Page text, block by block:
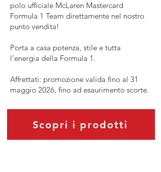
polo ufficiale McLaren Mastercard
Formula 1 Team direttamente nel nostro
punto vendita!
Porta a casa potenza, stile e tutta
l’energia della Formula 1.
Affrettati: promozione valida fino al 31
maggio 2026, fino ad esaurimento scorte.
Scopri i prodotti